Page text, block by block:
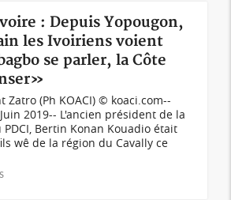
: Depuis Yopougon,
les Ivoiriens voient
se parler, la Côte
Zatro (Ph KOACI) © koaci.com--
2019-- L'ancien président de la
PDCI, Bertin Konan Kouadio était
wê de la région du Cavally ce